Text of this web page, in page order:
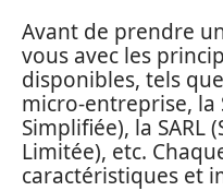
Avant de prendre
vous avec les
disponibles, tels
micro-entreprise, la
Simplifiée), la SARL
Limitée), etc.
caractéristiques et